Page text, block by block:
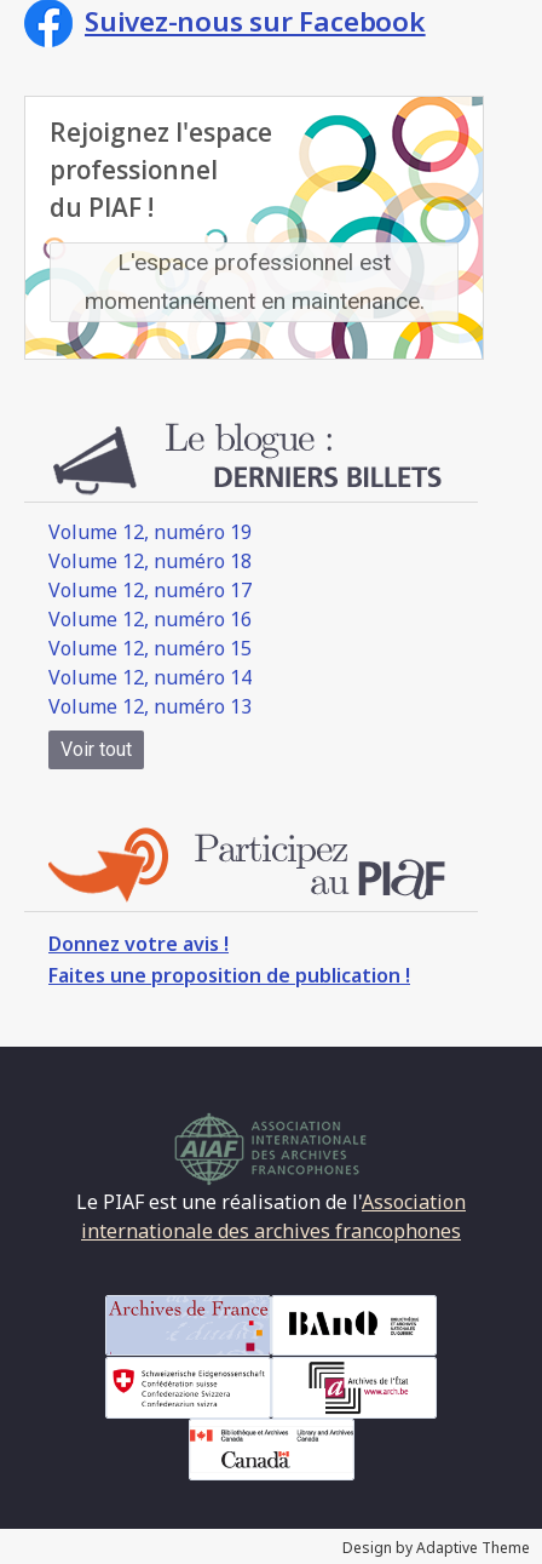
Suivez-nous sur Facebook
Rejoignez l'espace
professionnel
du PIAF !
L'espace professionnel est
momentanément en maintenance.
Volume 12, numéro 19
Volume 12, numéro 18
Volume 12, numéro 17
Volume 12, numéro 16
Volume 12, numéro 15
Volume 12, numéro 14
Volume 12, numéro 13
Voir tout
Donnez votre avis !
Faites une proposition de publication !
Le PIAF est une réalisation de l'Association
internationale des archives francophones
Design by Adaptive Theme